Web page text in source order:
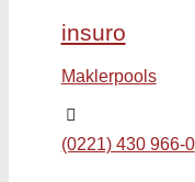
insuro
Maklerpools
(0221) 430 966-0